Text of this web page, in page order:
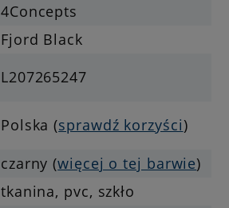
4Concepts
Fjord Black
L207265247
Polska (sprawdź korzyści)
czarny (więcej o tej barwie)
tkanina, pvc, szkło